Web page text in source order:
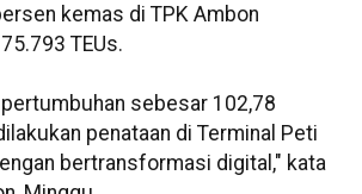
kemas di TPK Ambon
TEUs.
sebesar 102,78
penataan di Terminal Peti
bertransformasi digital," kata